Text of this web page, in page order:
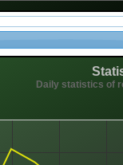
Daily statistics of